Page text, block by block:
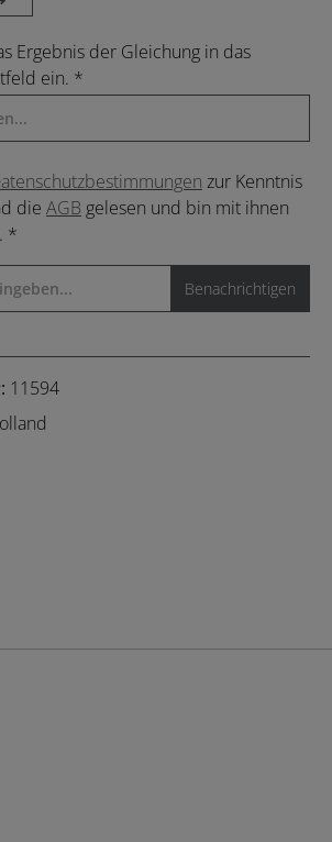
Ergebnis der Gleichung in das
ein. *
zur Kenntnis
die AGB gelesen und bin mit ihnen
*
Benachrichtigen
11594